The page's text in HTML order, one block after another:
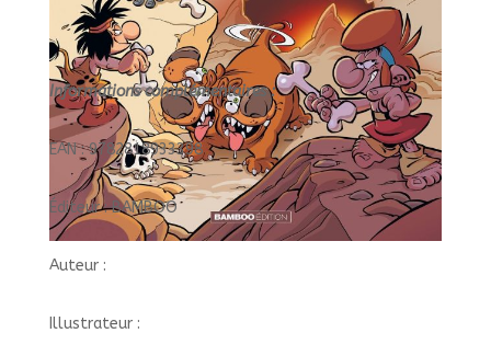
Informations complémentaires :
EAN : 9782818933398
Éditeur : BAMBOO
Auteur :
Illustrateur :